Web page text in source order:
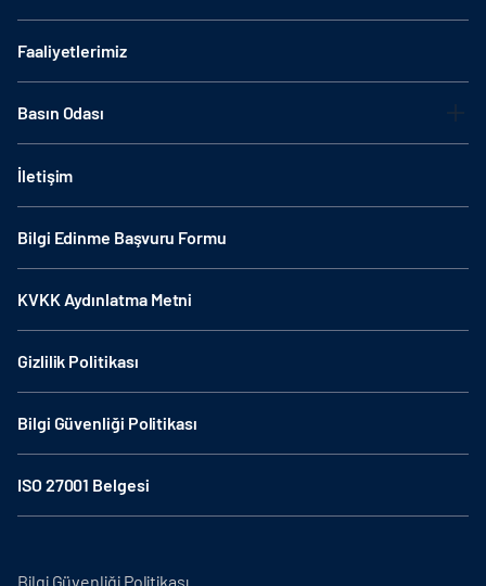
Faaliyetlerimiz
Basın Odası
İletişim
Bilgi Edinme Başvuru Formu
KVKK Aydınlatma Metni
Gizlilik Politikası
Bilgi Güvenliği Politikası
ISO 27001 Belgesi
Bilgi Güvenliği Politikası